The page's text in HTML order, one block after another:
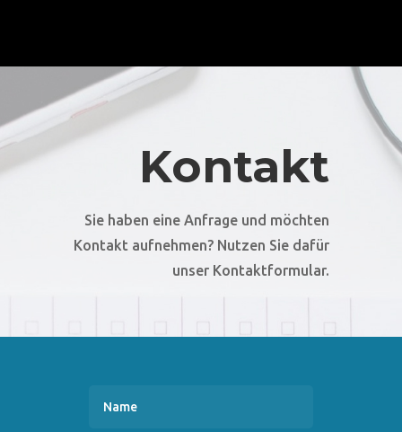
Kontakt
Sie haben eine Anfrage und möchten
Kontakt aufnehmen? Nutzen Sie dafür
unser Kontaktformular.